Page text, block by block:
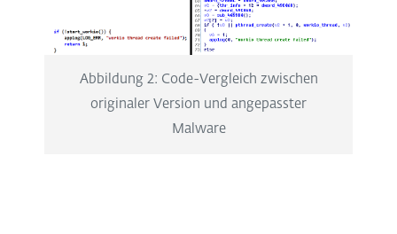
Abbildung 2: Code-Vergleich zwischen
originaler Version und angepasster
Malware